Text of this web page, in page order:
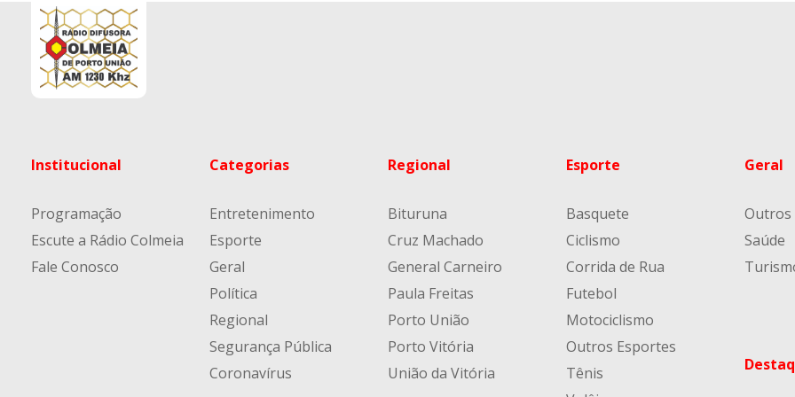
Institucional
Programação
Escute a Rádio Colmeia
Fale Conosco
Categorias
Entretenimento
Esporte
Geral
Política
Regional
Segurança Pública
Coronavírus
Regional
Bituruna
Cruz Machado
General Carneiro
Paula Freitas
Porto União
Porto Vitória
União da Vitória
Esporte
Basquete
Ciclismo
Corrida de Rua
Futebol
Motociclismo
Outros Esportes
Tênis
Geral
Outros
Saúde